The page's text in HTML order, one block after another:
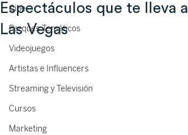
Cine
Parques Temáticos
Videojuegos
Artistas e Influencers
Streaming y Televisión
Cursos
Marketing
Espectáculos que te lleva a
Las Vegas